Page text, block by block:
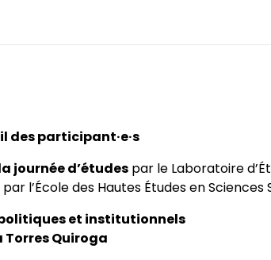
des participant·e·s
journée d’études par le Laboratoire
l’École des Hautes Études en Sciences
politiques et institutionnels
Torres Quiroga